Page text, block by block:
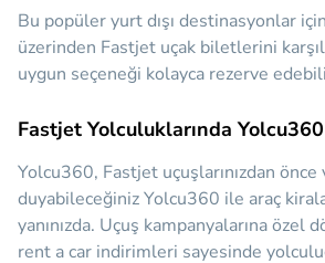
Bu popüler yurt dışı destinasyonlar
üzerinden Fastjet uçak biletlerini
uygun seçeneği kolayca rezerve
Fastjet Yolculuklarında Yolcu360
Yolcu360, Fastjet uçuşlarınızdan
duyabileceğinizYolcu360 ile araç
yanınızda. Uçuş kampanyalarına özel
rent a car indirimleri sayesinde